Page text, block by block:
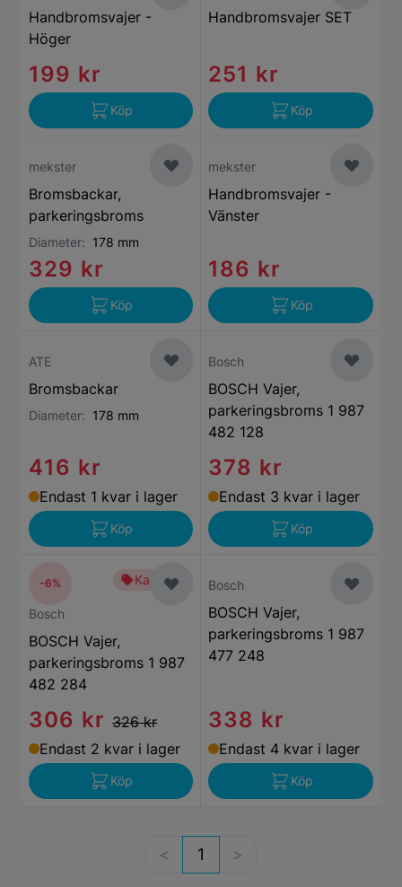
Handbromsvajer -
Höger
199 kr
Köp
Handbromsvajer SET
251 kr
Köp
mekster
Bromsbackar,
parkeringsbroms
Diameter: 178 mm
329 kr
Köp
mekster
Handbromsvajer -
Vänster
186 kr
Köp
ATE
Bromsbackar
Diameter: 178 mm
416 kr
Endast 1 kvar i lager
Köp
Bosch
BOSCH Vajer,
parkeringsbroms 1 987
482 128
378 kr
Endast 3 kvar i lager
Köp
Kampanj
Bosch
BOSCH Vajer,
parkeringsbroms 1 987
482 284
306 kr 326 kr
-6%
Endast 2 kvar i lager
Köp
Bosch
BOSCH Vajer,
parkeringsbroms 1 987
477 248
338 kr
Endast 4 kvar i lager
Köp
1